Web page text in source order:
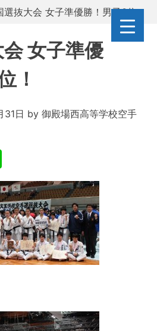
選抜大会 女子準優勝！男子3位！
女子準優
！
31日 by 御殿場西高等学校空手